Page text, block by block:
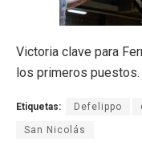
Victoria clave para
los primeros puestos.
Etiquetas: Defelippo
San Nicolás